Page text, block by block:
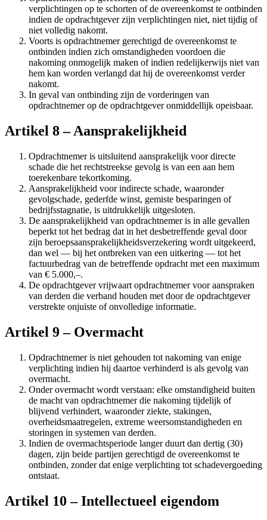
verplichtingen op te schorten of de overeenkomst te ontbinden
indien de opdrachtgever zijn verplichtingen niet, niet tijdig of
niet volledig nakomt.
Voorts is opdrachtnemer gerechtigd de overeenkomst te
ontbinden indien zich omstandigheden voordoen die
nakoming onmogelijk maken of indien redelijkerwijs niet van
hem kan worden verlangd dat hij de overeenkomst verder
nakomt.
In geval van ontbinding zijn de vorderingen van
opdrachtnemer op de opdrachtgever onmiddellijk opeisbaar.
Artikel 8 – Aansprakelijkheid
Opdrachtnemer is uitsluitend aansprakelijk voor directe
schade die het rechtstreekse gevolg is van een aan hem
toerekenbare tekortkoming.
Aansprakelijkheid voor indirecte schade, waaronder
gevolgschade, gederfde winst, gemiste besparingen of
bedrijfsstagnatie, is uitdrukkelijk uitgesloten.
De aansprakelijkheid van opdrachtnemer is in alle gevallen
beperkt tot het bedrag dat in het desbetreffende geval door
zijn beroepsaansprakelijkheidsverzekering wordt uitgekeerd,
dan wel — bij het ontbreken van een uitkering — tot het
factuurbedrag van de betreffende opdracht met een maximum
van € 5.000,–.
De opdrachtgever vrijwaart opdrachtnemer voor aanspraken
van derden die verband houden met door de opdrachtgever
verstrekte onjuiste of onvolledige informatie.
Artikel 9 – Overmacht
Opdrachtnemer is niet gehouden tot nakoming van enige
verplichting indien hij daartoe verhinderd is als gevolg van
overmacht.
Onder overmacht wordt verstaan: elke omstandigheid buiten
de macht van opdrachtnemer die nakoming tijdelijk of
blijvend verhindert, waaronder ziekte, stakingen,
overheidsmaatregelen, extreme weersomstandigheden en
storingen in systemen van derden.
Indien de overmachtsperiode langer duurt dan dertig (30)
dagen, zijn beide partijen gerechtigd de overeenkomst te
ontbinden, zonder dat enige verplichting tot schadevergoeding
ontstaat.
Artikel 10 – Intellectueel eigendom